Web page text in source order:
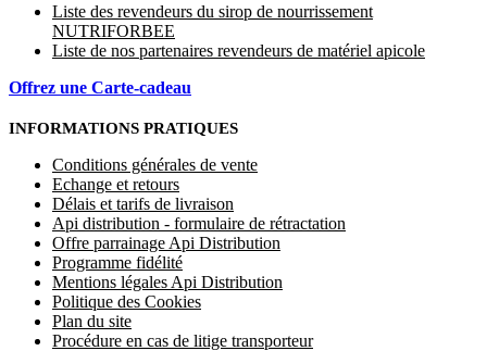
Liste des revendeurs du sirop de nourrissement
NUTRIFORBEE
Liste de nos partenaires revendeurs de matériel apicole
Offrez une Carte-cadeau
INFORMATIONS PRATIQUES
Conditions générales de vente
Echange et retours
Délais et tarifs de livraison
Api distribution - formulaire de rétractation
Offre parrainage Api Distribution
Programme fidélité
Mentions légales Api Distribution
Politique des Cookies
Plan du site
Procédure en cas de litige transporteur